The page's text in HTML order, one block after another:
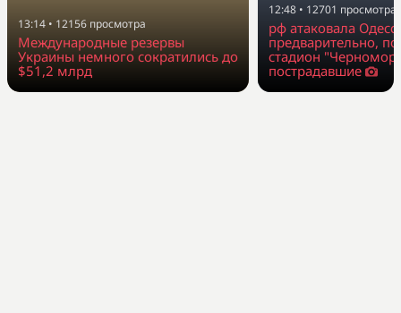
13:14 • 12156 просмотра
Международные резервы
Украины немного сократились до
$51,2 млрд
12:48 • 12701 просмотра
рф атаковала
предварительно,
стадион
пострадавшие